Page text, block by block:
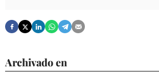
Archivado en